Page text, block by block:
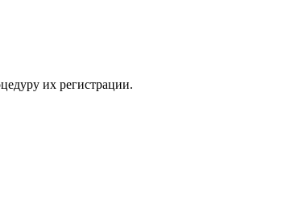
их регистрации.